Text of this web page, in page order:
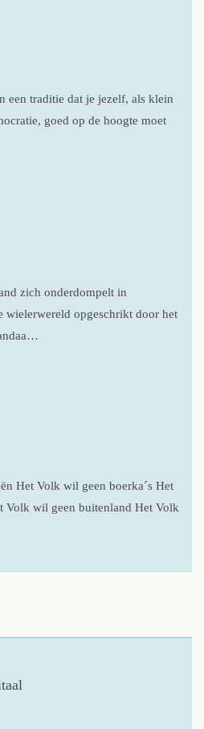
een traditie dat je jezelf, als klein
goed op de hoogte moet
zich onderdompelt in
wielerwereld opgeschrikt door het
Het Volk wil geen boerka´s Het
Volk wil geen buitenland Het Volk